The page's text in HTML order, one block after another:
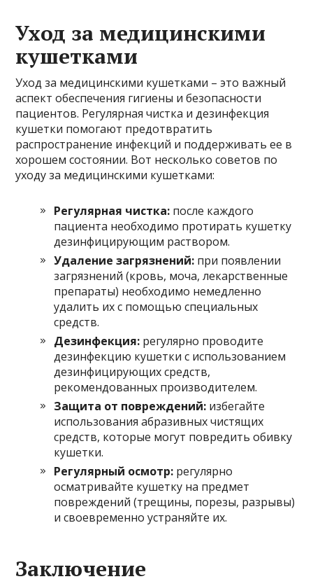
Уход за медицинскими
кушетками
Уход за медицинскими кушетками – это важный
аспект обеспечения гигиены и безопасности
пациентов. Регулярная чистка и дезинфекция
кушетки помогают предотвратить
распространение инфекций и поддерживать ее в
хорошем состоянии. Вот несколько советов по
уходу за медицинскими кушетками:
Регулярная чистка: после каждого
пациента необходимо протирать кушетку
дезинфицирующим раствором.
Удаление загрязнений: при появлении
загрязнений (кровь, моча, лекарственные
препараты) необходимо немедленно
удалить их с помощью специальных
средств.
Дезинфекция: регулярно проводите
дезинфекцию кушетки с использованием
дезинфицирующих средств,
рекомендованных производителем.
Защита от повреждений: избегайте
использования абразивных чистящих
средств, которые могут повредить обивку
кушетки.
Регулярный осмотр: регулярно
осматривайте кушетку на предмет
повреждений (трещины, порезы, разрывы)
и своевременно устраняйте их.
Заключение